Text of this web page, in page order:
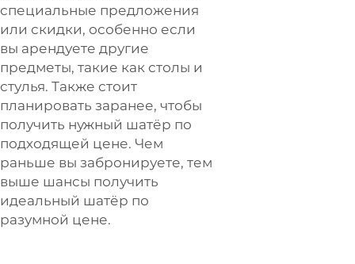
специальные предложения
или скидки, особенно если
вы арендуете другие
предметы, такие как столы и
стулья. Также стоит
планировать заранее, чтобы
получить нужный шатёр по
подходящей цене. Чем
раньше вы забронируете, тем
выше шансы получить
идеальный шатёр по
разумной цене.